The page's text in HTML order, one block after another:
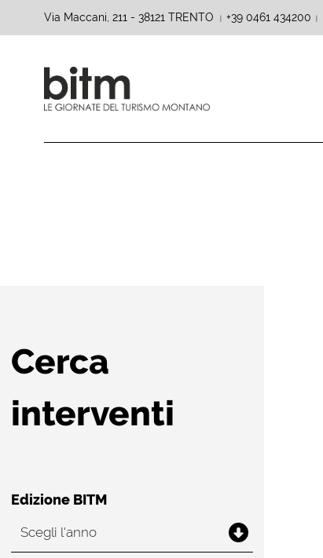
Via Maccani, 211 - 38121 TRENTO +39 0461 434200
Cerca
interventi
Edizione BITM